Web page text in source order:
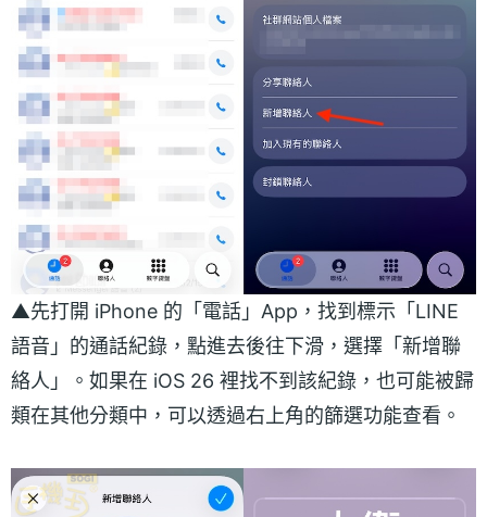
▲先打開 iPhone 的「電話」App，找到標示「LINE
語音」的通話紀錄，點進去後往下滑，選擇「新增聯
絡人」。如果在 iOS 26 裡找不到該紀錄，也可能被歸
類在其他分類中，可以透過右上角的篩選功能查看。